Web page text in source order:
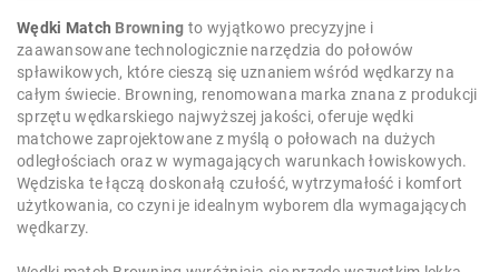
Wędki Match Browning to wyjątkowo precyzyjne i
zaawansowane technologicznie narzędzia do połowów
spławikowych, które cieszą się uznaniem wśród wędkarzy na
całym świecie. Browning, renomowana marka znana z produkcji
sprzętu wędkarskiego najwyższej jakości, oferuje wędki
matchowe zaprojektowane z myślą o połowach na dużych
odległościach oraz w wymagających warunkach łowiskowych.
Wędziska te łączą doskonałą czułość, wytrzymałość i komfort
użytkowania, co czyni je idealnym wyborem dla wymagających
wędkarzy.